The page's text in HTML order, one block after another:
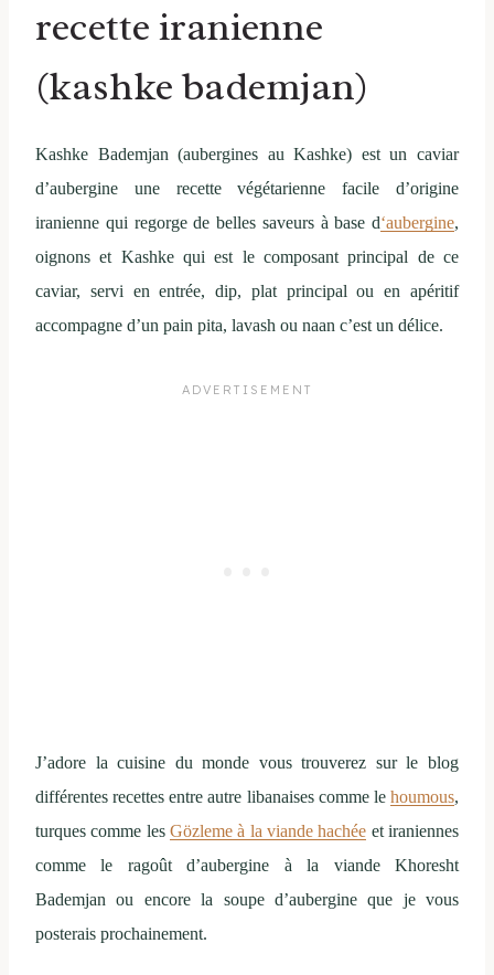
recette iranienne
(kashke bademjan)
Kashke Bademjan (aubergines au Kashke) est un caviar
d’aubergine une recette végétarienne facile d’origine
iranienne qui regorge de belles saveurs à base d‘aubergine,
oignons et Kashke qui est le composant principal de ce
caviar, servi en entrée, dip, plat principal ou en apéritif
accompagne d’un pain pita, lavash ou naan c’est un délice.
J’adore la cuisine du monde vous trouverez sur le blog
différentes recettes entre autre libanaises comme le houmous,
turques comme les Gözleme à la viande hachée et iraniennes
comme le ragoût d’aubergine à la viande Khoresht
Bademjan ou encore la soupe d’aubergine que je vous
posterais prochainement.